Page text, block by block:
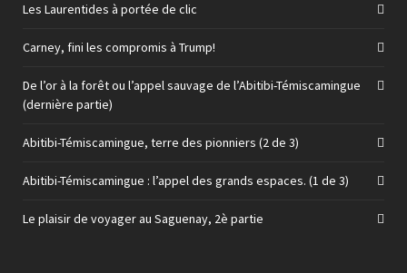
Les Laurentides à portée de clic
Carney, fini les compromis à Trump!
De l’or à la forêt ou l’appel sauvage de l’Abitibi-Témiscamingue
(dernière partie)
Abitibi-Témiscamingue, terre des pionniers (2 de 3)
Abitibi-Témiscamingue : l’appel des grands espaces. (1 de 3)
Le plaisir de voyager au Saguenay, 2è partie